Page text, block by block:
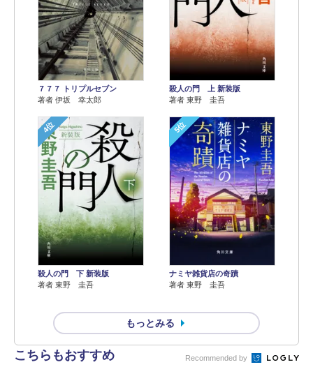
７７７ トリプルセブン
著者 伊坂 幸太郎
殺人の門 上 新装版
著者 東野 圭吾
4位
殺人の門 下 新装版
著者 東野 圭吾
5位
ナミヤ雑貨店の奇蹟
著者 東野 圭吾
もっとみる
こちらもおすすめ Recommended by